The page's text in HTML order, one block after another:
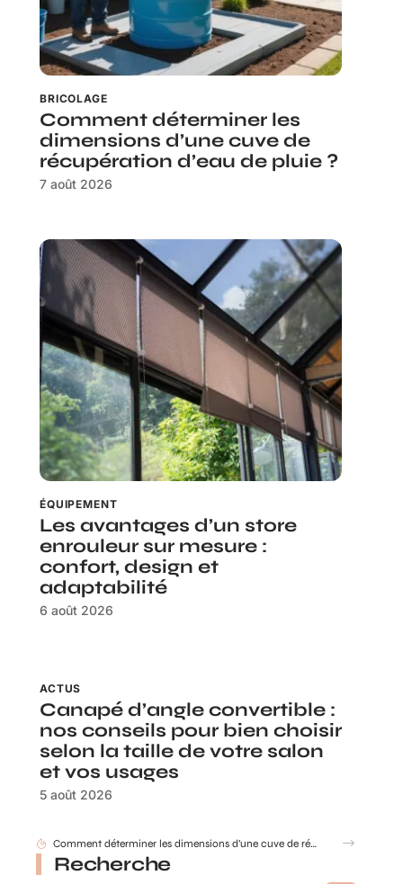
BRICOLAGE
Comment déterminer les
dimensions d’une cuve de
récupération d’eau de pluie ?
7 août 2026
ÉQUIPEMENT
Les avantages d’un store
enrouleur sur mesure :
confort, design et
adaptabilité
6 août 2026
ACTUS
Canapé d’angle convertible :
nos conseils pour bien choisir
selon la taille de votre salon
et vos usages
5 août 2026
Les avantages d’un store enrouleur sur mesure : confort, design et adaptabilité
Recherche